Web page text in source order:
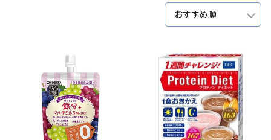
おすすめ順